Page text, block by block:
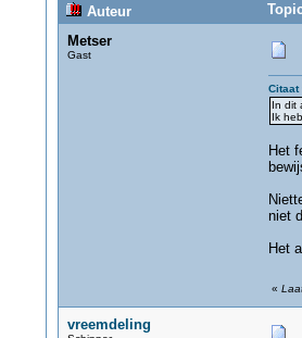
Auteur
Metser
Gast
Citaat
In dit
Ik
Het
niet
Het
«
vreemdeling